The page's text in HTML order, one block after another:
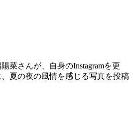
菜さんが、自身のInstagramを更
夏の夜の風情を感じる写真を投稿